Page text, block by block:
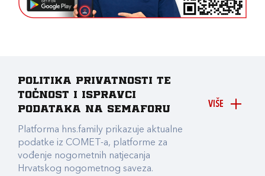
VIŠE
Politika privatnosti te
točnost i ispravci
podataka na Semaforu
Platforma hns.family prikazuje aktualne
podatke iz COMET-a, platforme za
vođenje nogometnih natjecanja
Hrvatskog nogometnog saveza.